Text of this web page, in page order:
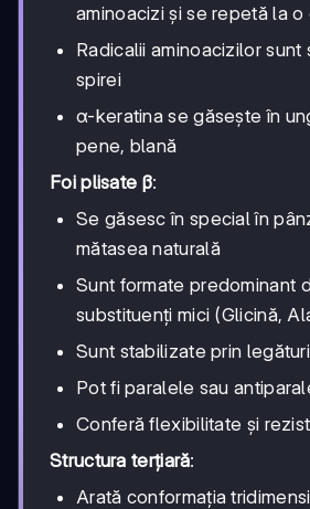
aminoacizi și se repetă la
Radicalii aminoacizilor sunt
spirei
α-keratina se găsește în
pene, blană
Foi plisate β:
Se găsesc în special în
mătasea naturală
Sunt formate predominant
substituenți mici (Glicină,
Sunt stabilizate prin
Pot fi paralele sau
Conferă flexibilitate și
Structura terțiară:
Arată conformația